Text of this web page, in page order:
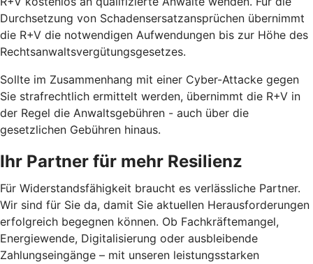
Durchsetzung von Schadensersatzansprüchen übernimmt
die R+V die notwendigen Aufwendungen bis zur Höhe des
Rechtsanwaltsvergütungsgesetzes.
Sollte im Zusammenhang mit einer Cyber-Attacke gegen
Sie strafrechtlich ermittelt werden, übernimmt die R+V in
der Regel die Anwaltsgebühren - auch über die
gesetzlichen Gebühren hinaus.
Ihr Partner für mehr Resilienz
Für Widerstandsfähigkeit braucht es verlässliche Partner.
Wir sind für Sie da, damit Sie aktuellen Herausforderungen
erfolgreich begegnen können. Ob Fachkräftemangel,
Energiewende, Digitalisierung oder ausbleibende
Zahlungseingänge – mit unseren leistungsstarken